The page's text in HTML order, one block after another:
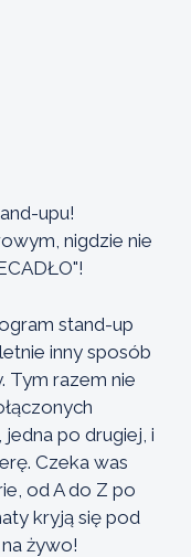
upu!
nigdzie nie
stand-up
inny sposób
Tym razem nie
po drugiej, i
Czeka was
od A do Z po
kryją się pod
żywo!